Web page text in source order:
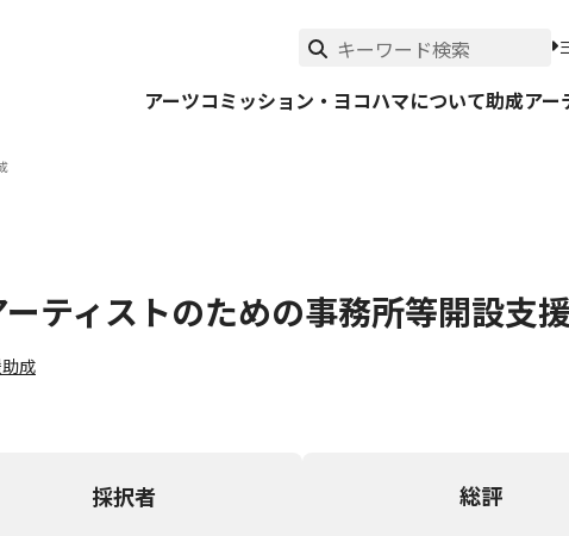
アーツコミッション・ヨコハマについて助成アー
ティストのための事務所等開設支
成
採択者 総評